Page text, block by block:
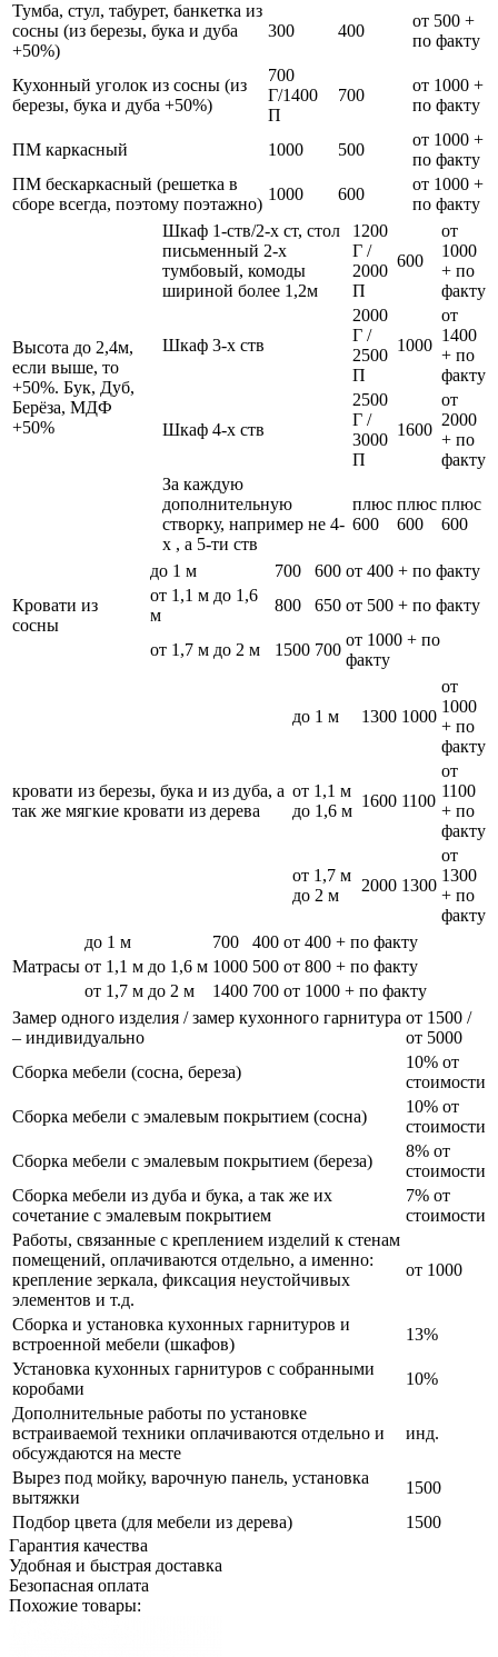
Тумба, стул, табурет, банкетка из
сосны (из березы, бука и дуба
+50%)
300 400
от 500 +
по факту
Кухонный уголок из сосны (из
березы, бука и дуба +50%)
700
Г/1400
П
700
от 1000 +
по факту
ПМ каркасный 1000 500
от 1000 +
по факту
ПМ бескаркасный (решетка в
сборе всегда, поэтому поэтажно)
1000 600
от 1000 +
по факту
Высота до 2,4м,
если выше, то
+50%. Бук, Дуб,
Берёза, МДФ
+50%
Шкаф 1-ств/2-х ст, стол
письменный 2-х
тумбовый, комоды
шириной более 1,2м
1200
Г /
2000
П
600
от
1000
+ по
факту
Шкаф 3-х ств
2000
Г /
2500
П
1000
от
1400
+ по
факту
Шкаф 4-х ств
2500
Г /
3000
П
1600
от
2000
+ по
факту
За каждую
дополнительную
створку, например не 4-
х , а 5-ти ств
плюс
600
плюс
600
плюс
600
Кровати из
сосны
до 1 м 700 600 от 400 + по факту
от 1,1 м до 1,6
м
800 650 от 500 + по факту
от 1,7 м до 2 м 1500 700
от 1000 + по
факту
кровати из березы, бука и из дуба, а
так же мягкие кровати из дерева
до 1 м 1300 1000
от
1000
+ по
факту
от 1,1 м
до 1,6 м
1600 1100
от
1100
+ по
факту
от 1,7 м
до 2 м
2000 1300
от
1300
+ по
факту
Матрасы
до 1 м 700 400 от 400 + по факту
от 1,1 м до 1,6 м 1000 500 от 800 + по факту
от 1,7 м до 2 м
1400 700 от 1000 + по факту
Замер одного изделия / замер кухонного гарнитура
– индивидуально
от 1500 /
от 5000
Сборка мебели (сосна, береза)
10% от
стоимости
Сборка мебели с эмалевым покрытием (сосна)
10% от
стоимости
Сборка мебели с эмалевым покрытием (береза)
8% от
стоимости
Сборка мебели из дуба и бука, а так же их
сочетание с эмалевым покрытием
7% от
стоимости
Работы, связанные с креплением изделий к стенам
помещений, оплачиваются отдельно, а именно:
крепление зеркала, фиксация неустойчивых
элементов и т.д.
от 1000
Сборка и установка кухонных гарнитуров и
встроенной мебели (шкафов)
13%
Установка кухонных гарнитуров с собранными
коробами
10%
Дополнительные работы по установке
встраиваемой техники оплачиваются отдельно и
обсуждаются на месте
инд.
Вырез под мойку, варочную панель, установка
вытяжки
1500
Подбор цвета (для мебели из дерева)
1500
Гарантия качества
Удобная и быстрая доставка
Безопасная оплата
Похожие товары: